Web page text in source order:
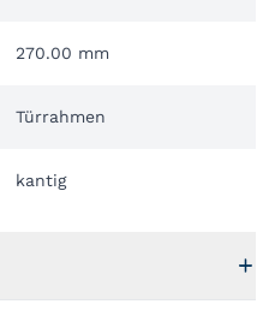
270.00 mm
Türrahmen
kantig